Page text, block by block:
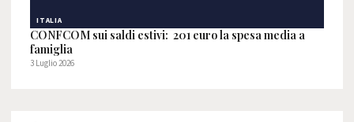
ITALIA
CONFCOM sui saldi estivi: 201 euro la spesa media a
famiglia
3 Luglio 2026